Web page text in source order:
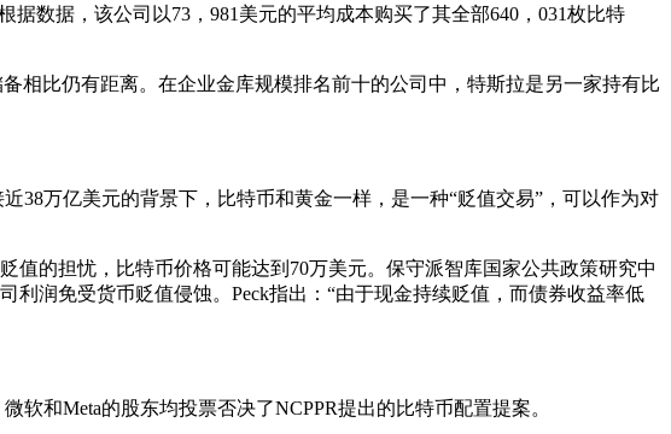
数据，该公司以73，981美元的平均成本购买了其全部640，031枚比特
比仍有距离。在企业金库规模排名前十的公司中，特斯拉是另一家持有比
万亿美元的背景下，比特币和黄金一样，是一种“贬值交易”，可以作为对
的担忧，比特币价格可能达到70万美元。保守派智库国家公共政策研究中
利润免受货币贬值侵蚀。Peck指出：“由于现金持续贬值，而债券收益率低
和Meta的股东均投票否决了NCPPR提出的比特币配置提案。